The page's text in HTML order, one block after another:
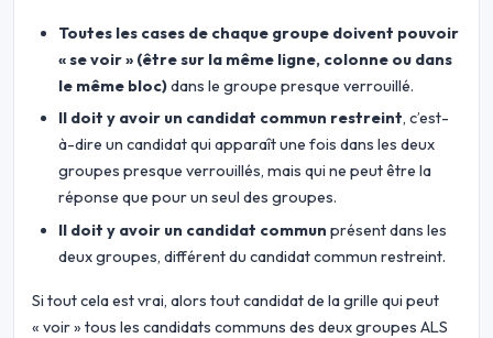
Toutes les cases de chaque groupe doivent pouvoir
« se voir » (être sur la même ligne, colonne ou dans
le même bloc)dans le groupe presque verrouillé.
Il doit y avoir un candidat commun restreint, c’est-
à-dire un candidat qui apparaît une fois dans les deux
groupes presque verrouillés, mais qui ne peut être la
réponse que pour un seul des groupes.
Il doit y avoir un candidat commun présent dans les
deux groupes, différent du candidat commun restreint.
Si tout cela est vrai, alors tout candidat de la grille qui peut
« voir » tous les candidats communs des deux groupes ALS